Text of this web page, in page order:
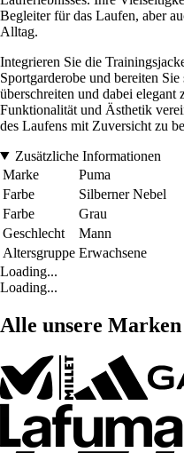
Begleiter für das Laufen, aber
Alltag.
Integrieren Sie die
Sportgarderobe und bereiten
überschreiten und dabei
Funktionalität und Ästhetik
des Laufens mit Zuversicht zu
Zusätzliche Informationen
Marke
Puma
Farbe
Silberner Nebel
Farbe
Grau
Geschlecht
Mann
Altersgruppe Erwachsene
Loading...
Loading...
Alle unsere Marken